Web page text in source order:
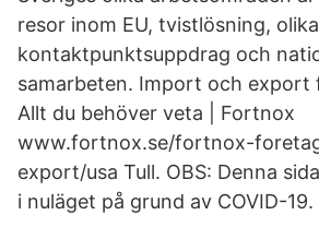
resor inom EU, tvistlösning, olika
kontaktpunktsuppdrag och
samarbeten. Import och export
Allt du behöver veta | Fortnox
www.fortnox.se/fortnox-
export/usa Tull. OBS: Denna
i nuläget på grund av COVID-19.